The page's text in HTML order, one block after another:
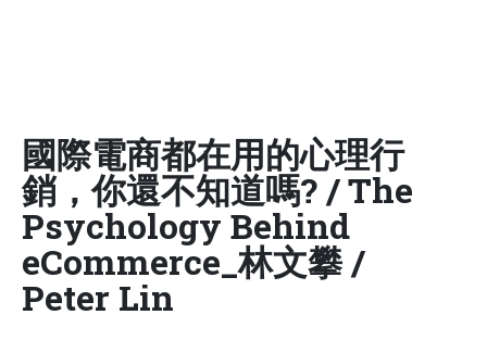
國際電商都在用的心理行
銷，你還不知道嗎? / The
Psychology Behind
eCommerce_林文攀 /
Peter Lin